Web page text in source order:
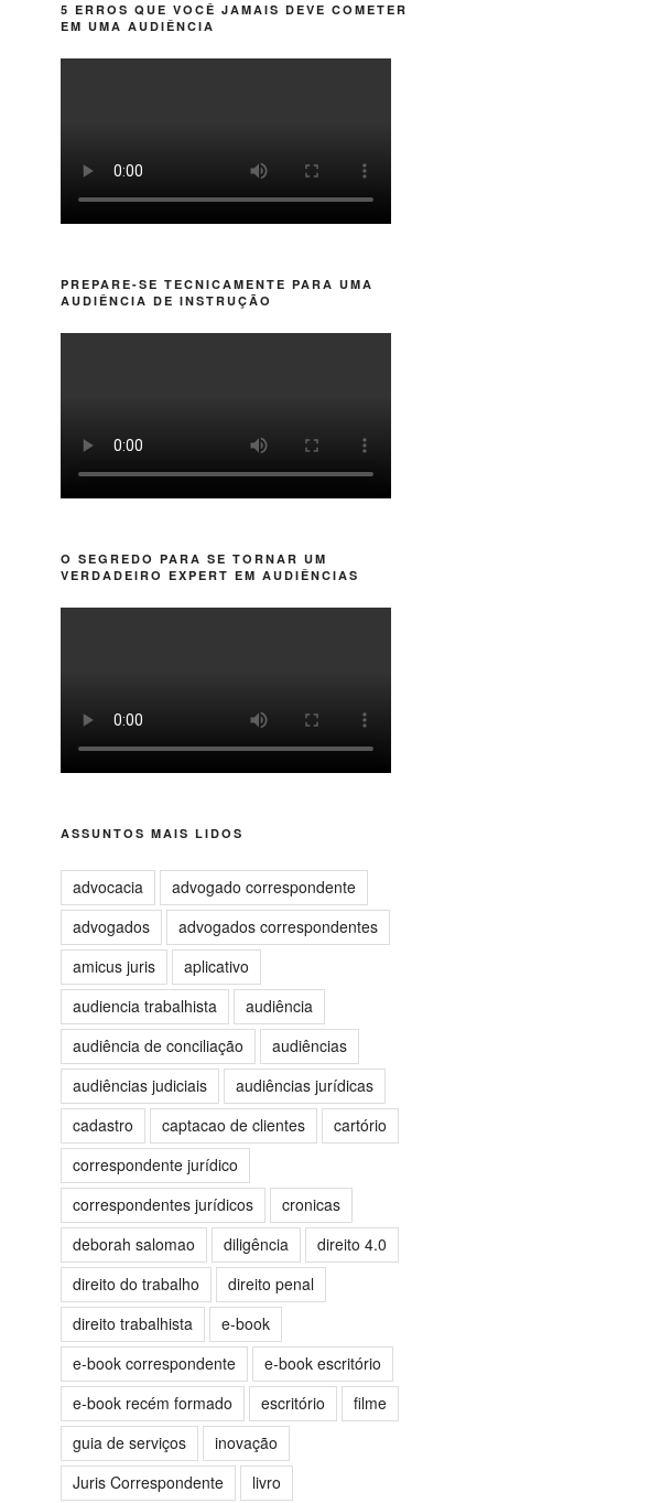
5 ERROS QUE VOCÊ JAMAIS DEVE COMETER
EM UMA AUDIÊNCIA
PREPARE-SE TECNICAMENTE PARA UMA
AUDIÊNCIA DE INSTRUÇÃO
O SEGREDO PARA SE TORNAR UM
VERDADEIRO EXPERT EM AUDIÊNCIAS
ASSUNTOS MAIS LIDOS
advocacia
advogado correspondente
advogados
advogados correspondentes
amicus juris
aplicativo
audiencia trabalhista
audiência
audiência de conciliação
audiências
audiências judiciais
audiências jurídicas
cadastro
captacao de clientes
cartório
correspondente jurídico
correspondentes jurídicos
cronicas
deborah salomao
diligência
direito 4.0
direito do trabalho
direito penal
direito trabalhista
e-book
e-book correspondente
e-book escritório
e-book recém formado
escritório
filme
guia de serviços
inovação
Juris Correspondente
livro